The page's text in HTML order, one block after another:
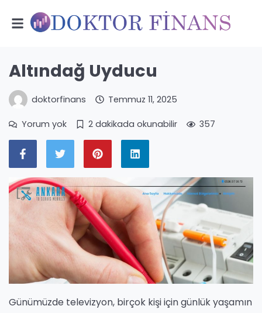
Altındağ Uyducu
doktorfinans Temmuz 11, 2025
Yorum yok 2 dakikada okunabilir 357
Günümüzde televizyon, birçok kişi için günlük yaşamın